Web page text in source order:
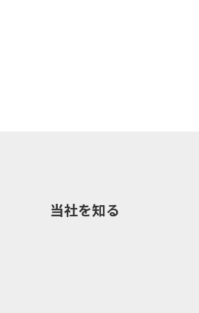
当社を知る